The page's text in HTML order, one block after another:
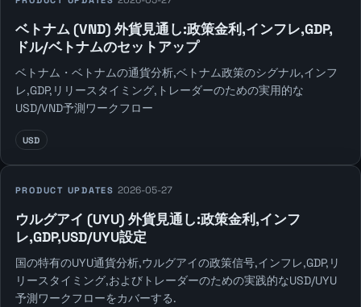
ベトナム (VND) 外貨見通し:政策金利,インフレ,GDP,
ドル/ベトナムのセットアップ
ベトナム・ベトナムの通貨分析,ベトナム政策のシグナル,インフ
レ,GDP,リリースタイミング,トレーダーのための実用的な
USD/VND予測ワークフロー
USD
PRODUCT UPDATES 2026-05-27
ウルグアイ (UYU) 外貨見通し:政策金利,インフ
レ,GDP,USD/UYU設定
国の特有のUYU通貨分析,ウルグアイの政策信号,インフレ,GDP,リ
リースタイミング,およびトレーダーのための実践的なUSD/UYU
予測ワークフローをカバーする.